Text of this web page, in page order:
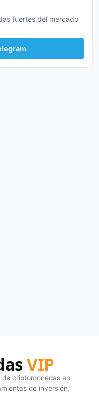
fuertes del mercado
VIP
criptomonedas en
de inversión.